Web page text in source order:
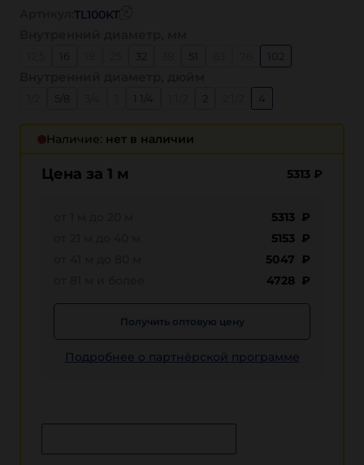
Наличие: нет в наличии
Цена за 1 м 5313 ₽
5313 ₽
5153 ₽
5047 ₽
4728 ₽
Получить оптовую цену
Подробнее о партнёрской программе
TL100KT
16 32
5/8